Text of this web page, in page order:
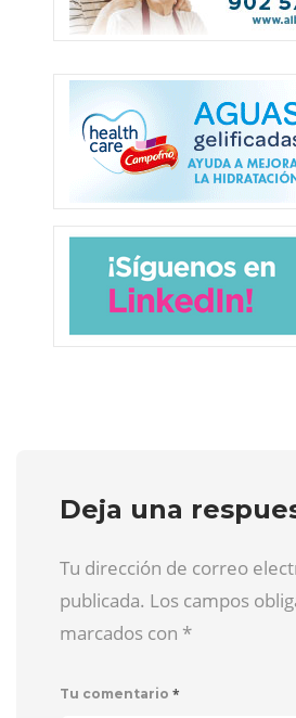
Deja una
Tu dirección de correo
publicada. Los campos
marcados con *
Tu comentario *